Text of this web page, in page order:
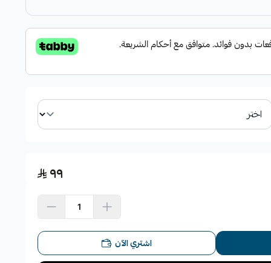
٩٩
اشتري الآن